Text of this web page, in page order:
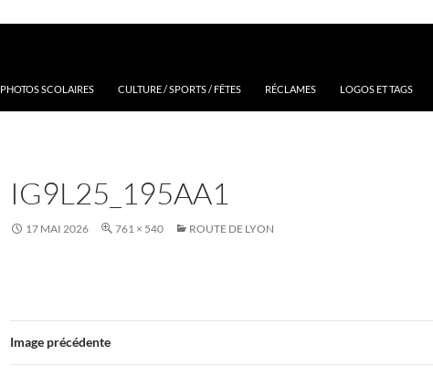
PHOTOS SCOLAIRES CULTURE / SPORTS / FÊTES RÉCLAMES LOGOS ET TAGS
IG9L25_195AA1
17 MAI 2026 761 × 540 ROUTE DE LYON
Image précédente